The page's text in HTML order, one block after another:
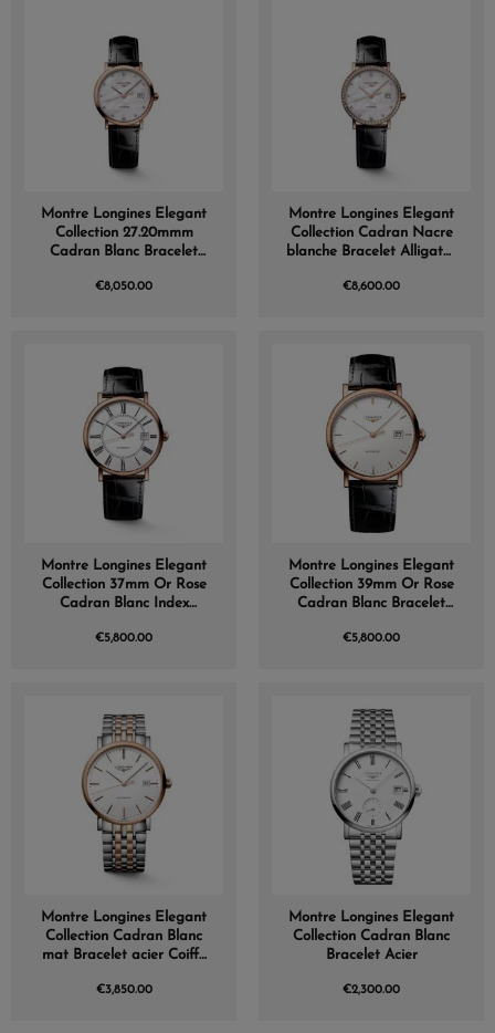
Montre Longines Elegant
Collection 27.20mmm
Cadran Blanc Bracelet
€8,050.00
Montre Longines Elegant
Collection Cadran Nacre
blanche Bracelet Alligator
€8,600.00
Montre Longines Elegant
Collection 37mm Or Rose
Cadran Blanc Index
€5,800.00
Montre Longines Elegant
Collection 39mm Or Rose
Cadran Blanc Bracelet
€5,800.00
Montre Longines Elegant
Collection Cadran Blanc
mat Bracelet acier Coiffe
€3,850.00
Montre Longines Elegant
Collection Cadran Blanc
Bracelet Acier
€2,300.00